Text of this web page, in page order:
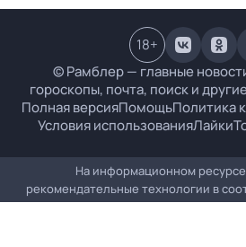
© Рамблер — главные
гороскопы, почта, поиск и
Полная версияПомощьПолитика
Условия использованияЛайки
18+
На информационном
рекомендательные технологии в